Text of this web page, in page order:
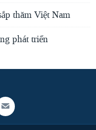
thăm Việt Nam
phát triển